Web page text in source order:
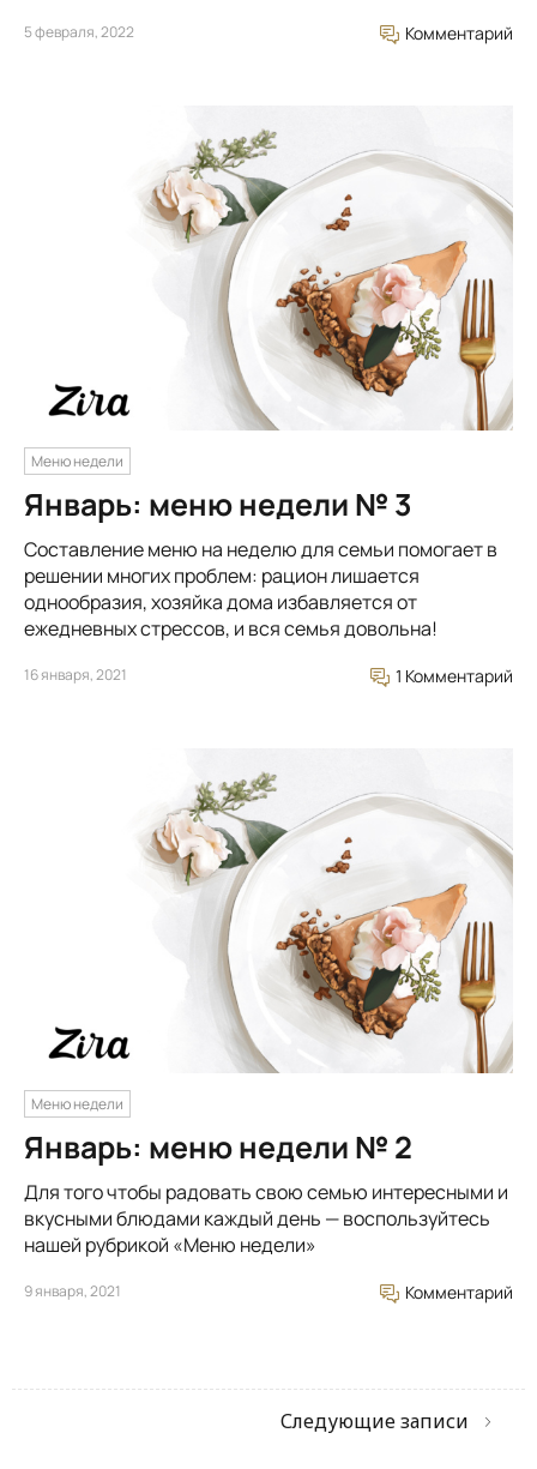
5 февраля, 2022 Комментарий
Меню недели
Январь: меню недели № 3
Составление меню на неделю для семьи помогает в
решении многих проблем: рацион лишается
однообразия, хозяйка дома избавляется от
ежедневных стрессов, и вся семья довольна!
16 января, 2021 1 Комментарий
Меню недели
Январь: меню недели № 2
Для того чтобы радовать свою семью интересными и
вкусными блюдами каждый день — воспользуйтесь
нашей рубрикой «Меню недели»
9 января, 2021 Комментарий
Следующие записи